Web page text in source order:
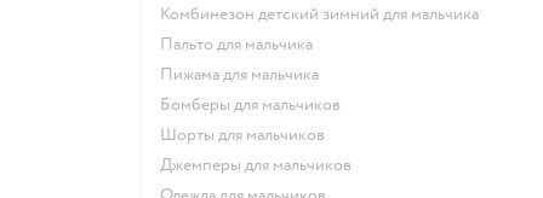
Комбинезон детский зимний для мальчика
Пальто для мальчика
Пижама для мальчика
Бомберы для мальчиков
Шорты для мальчиков
Джемперы для мальчиков